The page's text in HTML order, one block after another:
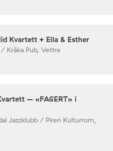
Kvartett + Ella & Esther
/ Kråka Pub, Vettre
– «FAGERT» i
Jazzklubb / Piren Kulturrom,